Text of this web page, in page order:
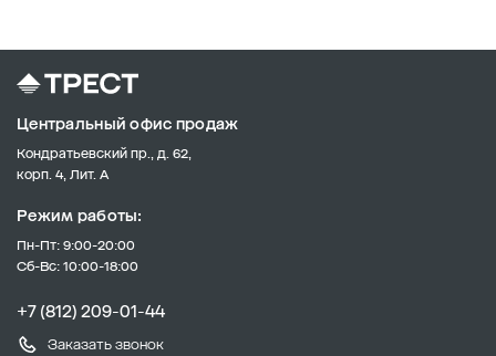
Центральный офис продаж
Кондратьевский пр., д. 62,
корп. 4, Лит. А
Режим работы:
Пн-Пт: 9:00-20:00
Сб-Вс: 10:00-18:00
+7 (812) 209-01-44
Заказать звонок